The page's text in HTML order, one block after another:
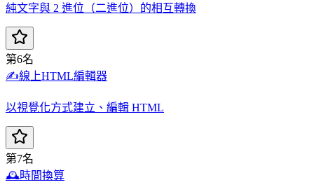
純文字與 2 進位（二進位）的相互轉換
第6名
✍️線上HTML編輯器
以視覺化方式建立、編輯 HTML
第7名
🕰️時間換算